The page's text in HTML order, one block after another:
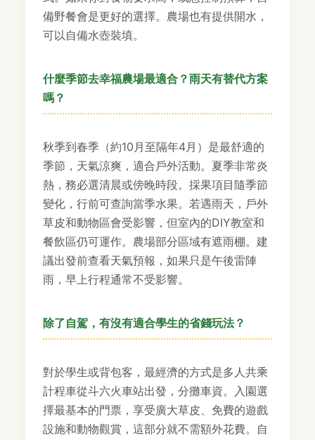
備野餐會是更好的選擇。農場也有提供開水，
可以自備水壺裝填。
什麼季節去幸福農場最適合？雨天有替代方案
嗎？
秋季到春季（約10月至隔年4月）是最舒適的
季節，天氣涼爽，適合戶外活動。夏季非常炎
熱，務必選清晨或傍晚時段。採果項目隨季節
變化，行前可查詢當季水果。若遇雨天，戶外
草皮和動物區會受影響，但室內的DIY教室和
餐飲區仍可運作。農場部分區域有遮雨棚。建
議出發前查看天氣預報，如果只是午後雷陣
雨，早上行程通常不受影響。
除了自駕，有沒有適合學生的省錢玩法？
對於學生或背包客，最經濟的方式是多人共乘
計程車從斗六火車站出發，分攤車資。入園選
擇最基本的門票，享受廣大草皮、免費的遊戲
設施和動物觀賞，這部分就不需額外花費。自